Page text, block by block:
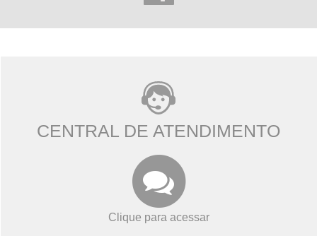
CENTRAL DE ATENDIMENTO
Clique para acessar